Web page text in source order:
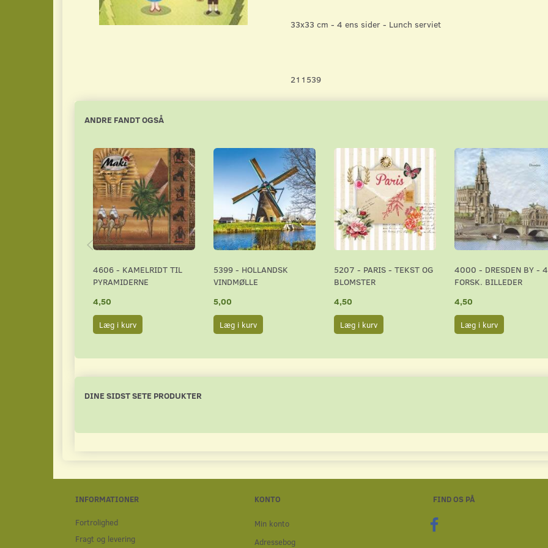
33x33 cm - 4 ens sider - Lunch serviet
211539
ANDRE FANDT OGSÅ
4606 - KAMELRIDT TIL
PYRAMIDERNE
4,50
Læg i kurv
5399 - HOLLANDSK
VINDMØLLE
5,00
Læg i kurv
5207 - PARIS - TEKST OG
BLOMSTER
4,50
Læg i kurv
4000 - DRESDEN BY - 4
FORSK. BILLEDER
4,50
Læg i kurv
DINE SIDST SETE PRODUKTER
INFORMATIONER
Fortrolighed
Fragt og levering
KONTO
Min konto
Adressebog
FIND OS PÅ